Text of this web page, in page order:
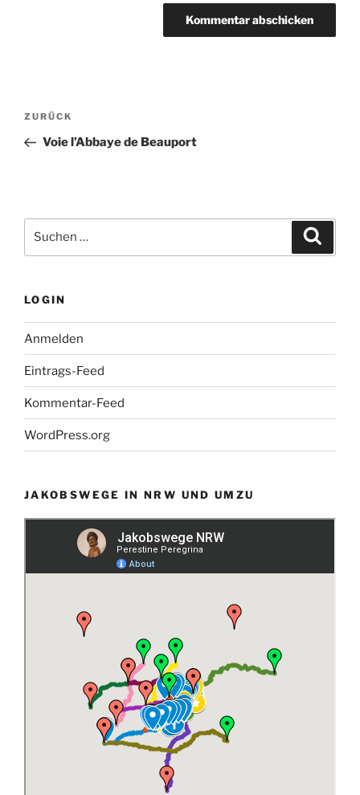
Beitragsnavigation
Vorheriger
Beitrag
ZURÜCK
Voie l’Abbaye de Beauport
nach:
LOGIN
Anmelden
Eintrags-Feed
Kommentar-Feed
WordPress.org
JAKOBSWEGE IN NRW UND UMZU